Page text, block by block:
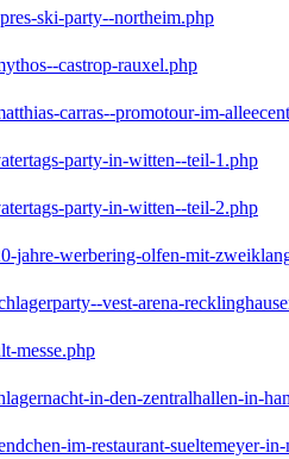
ski-party--northeim.php
castrop-rauxel.php
carras--promotour-im-
party-in-witten--teil-1.php
party-in-witten--teil-2.php
jahre-werbering-olfen-mit-
vest-arena-
messe.php
in-den-zentralhallen-in-
im-restaurant-sueltemeyer-